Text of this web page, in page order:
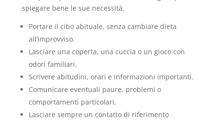
spiegare bene le sue necessità.
Portare il cibo abituale, senza cambiare dieta
all’improvviso.
Lasciare una coperta, una cuccia o un gioco con
odori familiari.
Scrivere abitudini, orari e informazioni importanti.
Comunicare eventuali paure, problemi o
comportamenti particolari.
Lasciare sempre un contatto di riferimento